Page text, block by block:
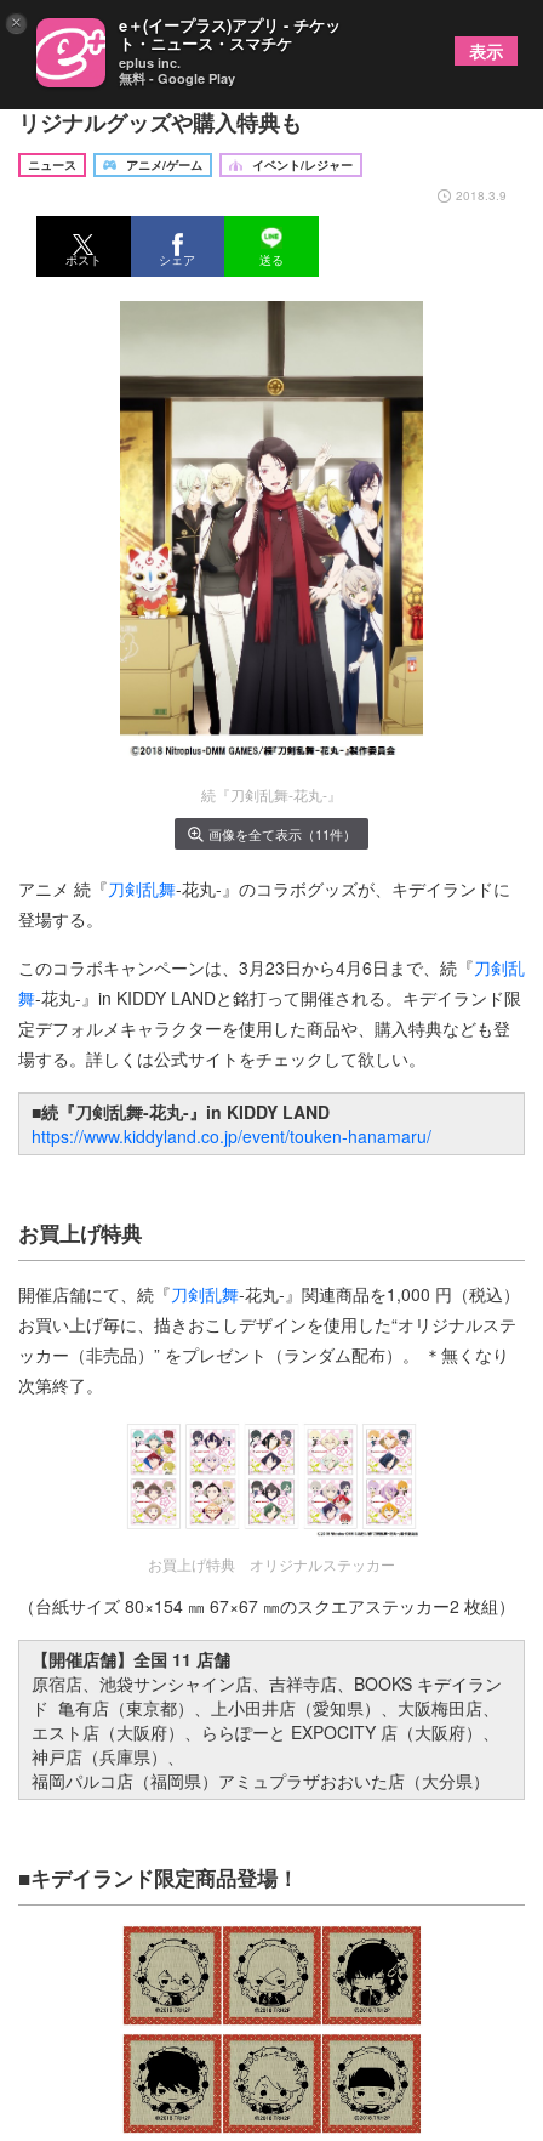
続『刀剣乱舞-花丸-』とキデイランドがコラボ オ
リジナルグッズや購入特典も
ニュース アニメ/ゲーム
イベント/レジャー
2018.3.9
ポスト シェア 送る
続『刀剣乱舞-花丸-』
画像を全て表示（11件）
アニメ 続『刀剣乱舞-花丸-』のコラボグッズが、キデイランドに
登場する。
このコラボキャンペーンは、3月23日から4月6日まで、続『刀剣乱
舞-花丸-』in KIDDY LANDと銘打って開催される。キデイランド限
定デフォルメキャラクターを使用した商品や、購入特典なども登
場する。詳しくは公式サイトをチェックして欲しい。
■続『刀剣乱舞-花丸-』in KIDDY LAND
https://www.kiddyland.co.jp/event/touken-hanamaru/
お買上げ特典
開催店舗にて、続『刀剣乱舞-花丸-』関連商品を1,000 円（税込）
お買い上げ毎に、描きおこしデザインを使用した“オリジナルステ
ッカー（非売品）” をプレゼント（ランダム配布）。 ＊無くなり
次第終了。
お買上げ特典 オリジナルステッカー
（台紙サイズ 80×154 ㎜ 67×67 ㎜のスクエアステッカー2 枚組）
【開催店舗】全国 11 店舗
原宿店、池袋サンシャイン店、吉祥寺店、BOOKS キデイラン
ド 亀有店（東京都）、上小田井店（愛知県）、大阪梅田店、
エスト店（大阪府）、ららぽーと EXPOCITY 店（大阪府）、
神戸店（兵庫県）、
福岡パルコ店（福岡県）アミュプラザおおいた店（大分県）
■キデイランド限定商品登場！
× e＋(イープラス)アプリ - チケッ
ト・ニュース・スマチケ
eplus inc.
無料 - Google Play
表示